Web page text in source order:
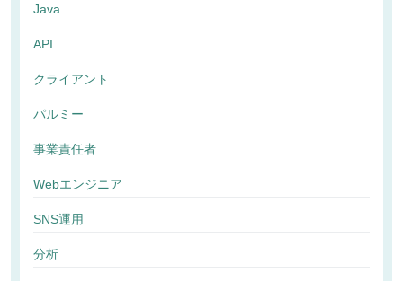
Java
API
クライアント
パルミー
事業責任者
Webエンジニア
SNS運用
分析